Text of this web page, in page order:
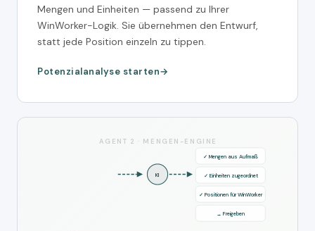
Mengen und Einheiten — passend zu Ihrer
WinWorker-Logik. Sie übernehmen den Entwurf,
statt jede Position einzeln zu tippen.
Potenzialanalyse starten
AGENT 2 · MENGEN-ENGINE
KI
✓ Mengen aus Aufmaß
✓ Einheiten zugeordnet
✓ Positionen für WinWorker
→ Freigeben